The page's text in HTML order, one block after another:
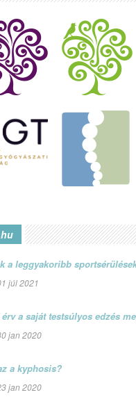
a leggyakoribb
júl 2021
érv a saját testsúlyos edzés
jan 2020
a kyphosis?
jan 2020